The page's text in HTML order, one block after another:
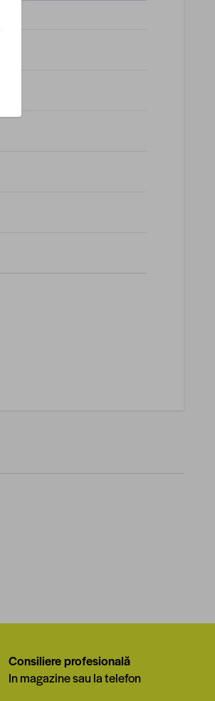
Consiliere profesională
In magazine sau la telefon